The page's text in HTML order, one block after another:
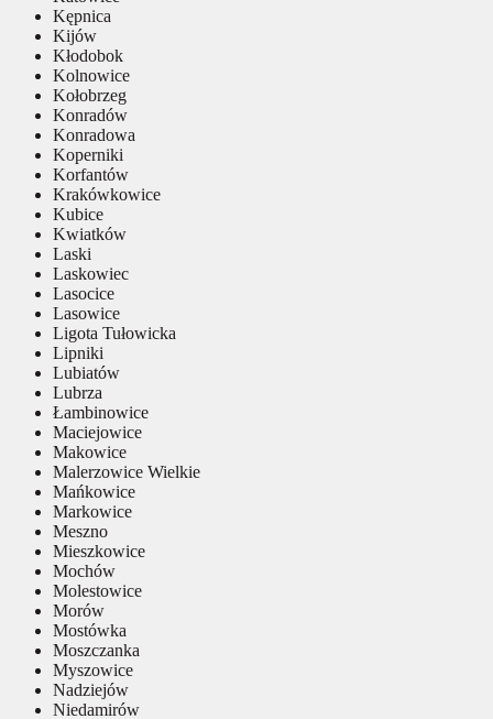
Kępnica
Kijów
Kłodobok
Kolnowice
Kołobrzeg
Konradów
Konradowa
Koperniki
Korfantów
Krakówkowice
Kubice
Kwiatków
Laski
Laskowiec
Lasocice
Lasowice
Ligota Tułowicka
Lipniki
Lubiatów
Lubrza
Łambinowice
Maciejowice
Makowice
Malerzowice Wielkie
Mańkowice
Markowice
Meszno
Mieszkowice
Mochów
Molestowice
Morów
Mostówka
Moszczanka
Myszowice
Nadziejów
Niedamirów